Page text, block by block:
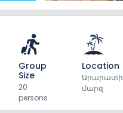
Group
Size
20
persons
Location
Արարատի
մարզ